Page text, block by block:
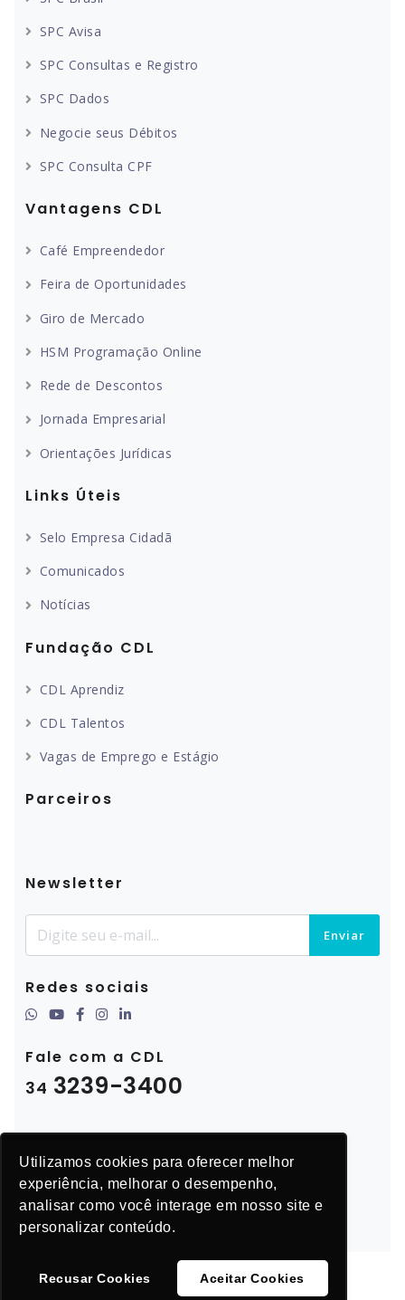
Utilizamos cookies para oferecer melhor
experiência, melhorar o desempenho,
analisar como você interage em nosso site e
personalizar conteúdo.
Recusar Cookies Aceitar Cookies
SPC Avisa
SPC Consultas e Registro
SPC Dados
Negocie seus Débitos
SPC Consulta CPF
Vantagens CDL
Café Empreendedor
Feira de Oportunidades
Giro de Mercado
HSM Programação Online
Rede de Descontos
Jornada Empresarial
Orientações Jurídicas
Links Úteis
Selo Empresa Cidadã
Comunicados
Notícias
Fundação CDL
CDL Aprendiz
CDL Talentos
Vagas de Emprego e Estágio
Parceiros
Newsletter
Enviar
Redes sociais
Fale com a CDL
34 3239-3400
© CDL Uberlândia 2025